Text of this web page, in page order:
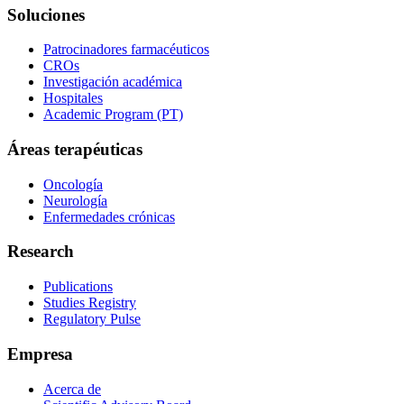
Soluciones
Patrocinadores farmacéuticos
CROs
Investigación académica
Hospitales
Academic Program (PT)
Áreas terapéuticas
Oncología
Neurología
Enfermedades crónicas
Research
Publications
Studies Registry
Regulatory Pulse
Empresa
Acerca de